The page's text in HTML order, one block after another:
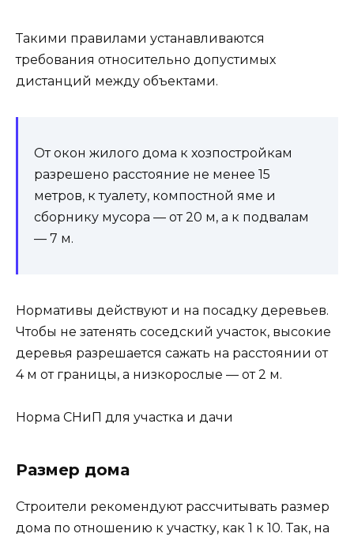
Такими правилами устанавливаются
требования относительно допустимых
дистанций между объектами.
От окон жилого дома к хозпостройкам
разрешено расстояние не менее 15
метров, к туалету, компостной яме и
сборнику мусора — от 20 м, а к подвалам
— 7 м.
Нормативы действуют и на посадку деревьев.
Чтобы не затенять соседский участок, высокие
деревья разрешается сажать на расстоянии от
4 м от границы, а низкорослые — от 2 м.
Норма СНиП для участка и дачи
Размер дома
Строители рекомендуют рассчитывать размер
дома по отношению к участку, как 1 к 10. Так, на